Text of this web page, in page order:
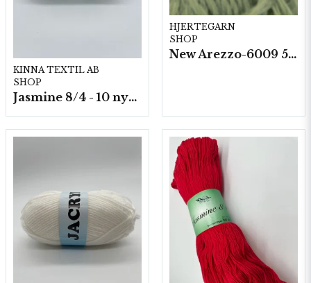
KINNA TEXTIL AB
SHOP
Jasmine 8/4 - 10 nystan a50g./fp.
HJERTEGARN
SHOP
New Arezzo-6009 50g./nyst. 10 st/fp.